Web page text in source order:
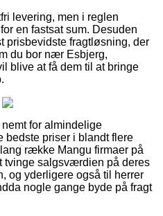
levering, men i reglen
en fastsat sum. Desuden
prisbevidste fragtløsning, der
du bor nær Esbjerg,
blive at få dem til at bringe
for almindelige
bedste priser i blandt flere
række Mangu firmaer på
tvinge salgsværdien på deres
og yderligere også til herrer
nogle gange byde på fragt